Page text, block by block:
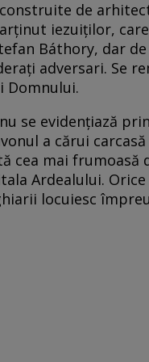
de
iezuiţilor,
Báthory, dar
adversari. Se
Domnului.
se evidenţiază
a cărui
cea mai frumoasă
Ardealului.
locuiesc